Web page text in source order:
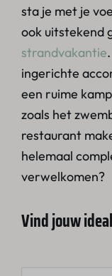
sta je met je
ook uitstekend
strandvakantie
ingerichte
een ruime
zoals het
restaurant
helemaal
verwelkomen?
Vind jouw